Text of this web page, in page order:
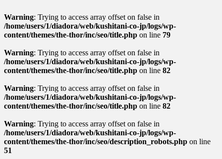
Warning: Trying to access array offset on false in
/home/users/1/diadora/web/kushitani-co-jp/logs/wp-
content/themes/the-thor/inc/seo/title.php on line 79
Warning: Trying to access array offset on false in
/home/users/1/diadora/web/kushitani-co-jp/logs/wp-
content/themes/the-thor/inc/seo/title.php on line 82
Warning: Trying to access array offset on false in
/home/users/1/diadora/web/kushitani-co-jp/logs/wp-
content/themes/the-thor/inc/seo/title.php on line 82
Warning: Trying to access array offset on false in
/home/users/1/diadora/web/kushitani-co-jp/logs/wp-
content/themes/the-thor/inc/seo/description_robots.php on line
51